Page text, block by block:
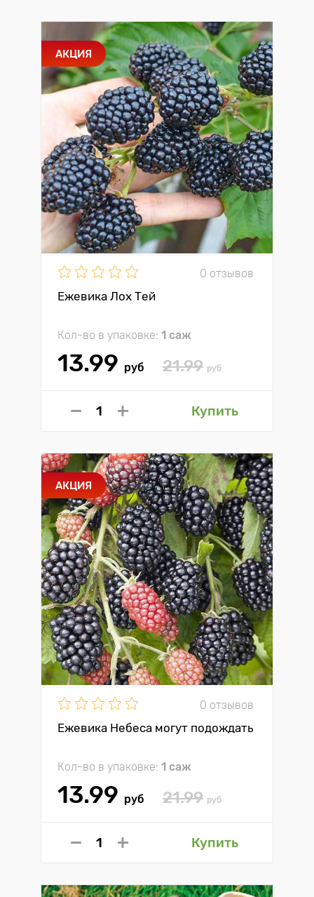
АКЦИЯ
0 отзывов
Ежевика Лох Тей
Кол-во в упаковке: 1 саж
13.99 руб 21.99 руб
Купить
АКЦИЯ
0 отзывов
Ежевика Небеса могут подождать
Кол-во в упаковке: 1 саж
13.99 руб 21.99 руб
Купить